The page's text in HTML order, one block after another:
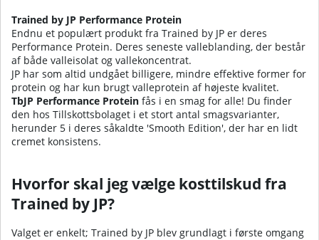
Trained by JP Performance Protein
Endnu et populært produkt fra Trained by JP er deres
Performance Protein. Deres seneste valleblanding, der består
af både valleisolat og vallekoncentrat.
JP har som altid undgået billigere, mindre effektive former for
protein og har kun brugt valleprotein af højeste kvalitet.
TbJP Performance Protein fås i en smag for alle! Du finder
den hos Tillskottsbolaget i et stort antal smagsvarianter,
herunder 5 i deres såkaldte 'Smooth Edition', der har en lidt
cremet konsistens.
Hvorfor skal jeg vælge kosttilskud fra
Trained by JP?
Valget er enkelt; Trained by JP blev grundlagt i første omgang